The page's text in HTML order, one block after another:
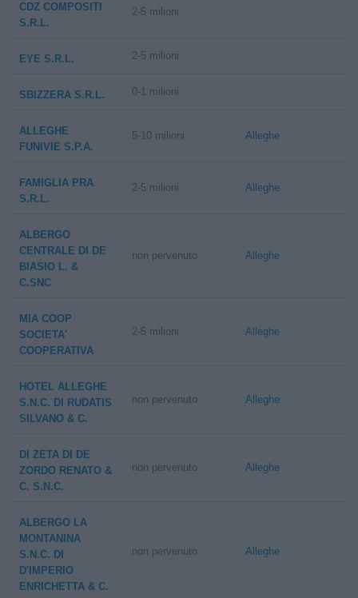
CDZ COMPOSITI
S.R.L.
2-5 milioni
EYE S.R.L. 2-5 milioni
SBIZZERA S.R.L. 0-1 milioni
ALLEGHE
FUNIVIE S.P.A.
5-10 milioni Alleghe
FAMIGLIA PRA
S.R.L.
2-5 milioni Alleghe
ALBERGO
CENTRALE DI DE
BIASIO L. &
C.SNC
non pervenuto Alleghe
MIA COOP
SOCIETA'
COOPERATIVA
2-5 milioni Alleghe
HOTEL ALLEGHE
S.N.C. DI RUDATIS
SILVANO & C.
non pervenuto Alleghe
DI ZETA DI DE
ZORDO RENATO &
C. S.N.C.
non pervenuto Alleghe
ALBERGO LA
MONTANINA
S.N.C. DI
D'IMPERIO
ENRICHETTA & C.
non pervenuto Alleghe